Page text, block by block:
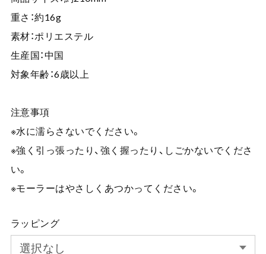
重さ：約16g
素材：ポリエステル
生産国：中国
対象年齢：6歳以上
注意事項
※水に濡らさないでください。
※強く引っ張ったり、強く握ったり、しごかないでくださ
い。
※モーラーはやさしくあつかってください。
ラッピング